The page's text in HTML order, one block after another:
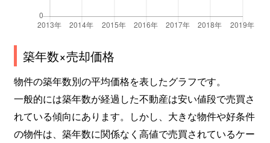
築年数×売却価格
物件の築年数別の平均価格を表したグラフです。
一般的には築年数が経過した不動産は安い値段で売買さ
れている傾向にあります。しかし、大きな物件や好条件
の物件は、築年数に関係なく高値で売買されているケー